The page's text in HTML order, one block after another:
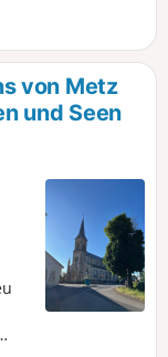
von Metz
und Seen